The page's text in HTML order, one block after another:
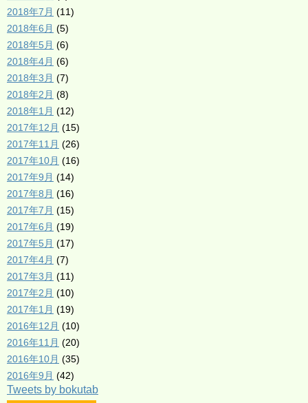
2018年7月 (11)
2018年6月 (5)
2018年5月 (6)
2018年4月 (6)
2018年3月 (7)
2018年2月 (8)
2018年1月 (12)
2017年12月 (15)
2017年11月 (26)
2017年10月 (16)
2017年9月 (14)
2017年8月 (16)
2017年7月 (15)
2017年6月 (19)
2017年5月 (17)
2017年4月 (7)
2017年3月 (11)
2017年2月 (10)
2017年1月 (19)
2016年12月 (10)
2016年11月 (20)
2016年10月 (35)
2016年9月 (42)
Tweets by bokutab